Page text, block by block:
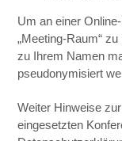
Um an einer
„Meeting-Raum“
zu Ihrem Namen
pseudonymisiert
Weiter Hinweise
eingesetzten